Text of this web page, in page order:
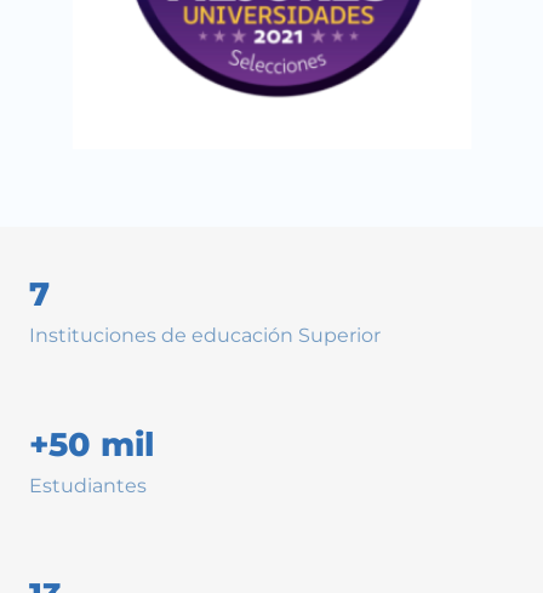
7
Instituciones de educación Superior
+50 mil
Estudiantes